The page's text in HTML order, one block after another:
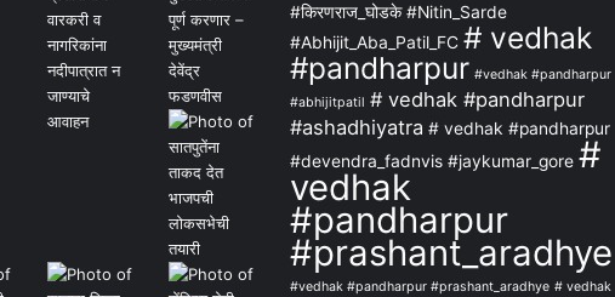
#किरणराज_घोडके #Nitin_Sarde
#Abhijit_Aba_Patil_FC # vedhak
#pandharpur #vedhak #pandharpur
#abhijitpatil # vedhak #pandharpur
#ashadhiyatra # vedhak #pandharpur
#devendra_fadnvis #jaykumar_gore #
vedhak
#pandharpur
#prashant_aradhye
#vedhak #pandharpur #prashant_aradhye # vedhak